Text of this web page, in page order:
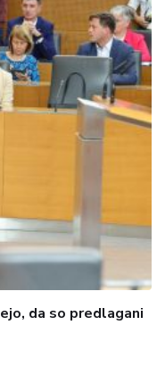
da so predlagani